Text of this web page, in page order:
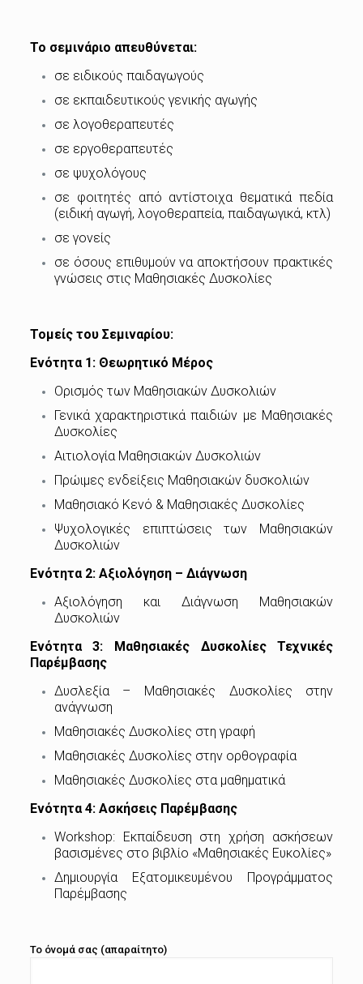
Το σεμινάριο απευθύνεται:
σε ειδικούς παιδαγωγούς
σε εκπαιδευτικούς γενικής αγωγής
σε λογοθεραπευτές
σε εργοθεραπευτές
σε ψυχολόγους
σε φοιτητές από αντίστοιχα θεματικά πεδία
(ειδική αγωγή, λογοθεραπεία, παιδαγωγικά, κτλ)
σε γονείς
σε όσους επιθυμούν να αποκτήσουν πρακτικές
γνώσεις στις Μαθησιακές Δυσκολίες
Τομείς του Σεμιναρίου:
Ενότητα 1: Θεωρητικό Μέρος
Ορισμός των Μαθησιακών Δυσκολιών
Γενικά χαρακτηριστικά παιδιών με Μαθησιακές
Δυσκολίες
Αιτιολογία Μαθησιακών Δυσκολιών
Πρώιμες ενδείξεις Μαθησιακών δυσκολιών
Μαθησιακό Κενό & Μαθησιακές Δυσκολίες
Ψυχολογικές επιπτώσεις των Μαθησιακών
Δυσκολιών
Ενότητα 2: Αξιολόγηση – Διάγνωση
Αξιολόγηση και Διάγνωση Μαθησιακών
Δυσκολιών
Ενότητα 3: Μαθησιακές Δυσκολίες Τεχνικές
Παρέμβασης
Δυσλεξία – Μαθησιακές Δυσκολίες στην
ανάγνωση
Μαθησιακές Δυσκολίες στη γραφή
Μαθησιακές Δυσκολίες στην ορθογραφία
Μαθησιακές Δυσκολίες στα μαθηματικά
Ενότητα 4: Ασκήσεις Παρέμβασης
Workshop: Εκπαίδευση στη χρήση ασκήσεων
βασισμένες στο βιβλίο «Μαθησιακές Ευκολίες»
Δημιουργία Εξατομικευμένου Προγράμματος
Παρέμβασης
Το όνομά σας (απαραίτητο)